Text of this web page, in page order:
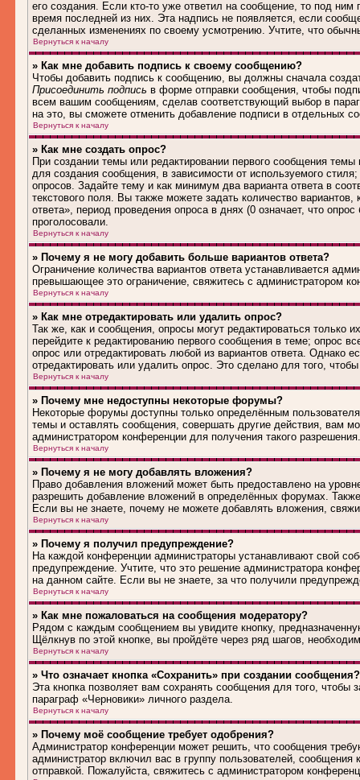
его создания. Если кто-то уже ответил на сообщение, то под
время последней из них. Эта надпись не появляется, если
сделанных изменениях по своему усмотрению. Учтите, что
Вернуться к началу
» Как мне добавить подпись к своему сообщению?
Чтобы добавить подпись к сообщению, вы должны сначала
Присоединить подпись в форме отправки сообщения, чтобы
всем вашим сообщениям, сделав соответствующий выбор в
на это, вы сможете отменить добавление подписи в отдельных
Вернуться к началу
» Как мне создать опрос?
При создании темы или редактировании первого сообщения
для создания сообщения, в зависимости от используемого
опросов. Задайте тему и как минимум два варианта ответа в
текстового поля. Вы также можете задать количество
ответа», период проведения опроса в днях (0 означает, что
проголосовали.
Вернуться к началу
» Почему я не могу добавить больше вариантов ответа?
Ограничение количества вариантов ответа устанавливается
превышающее это ограничение, свяжитесь с администратором
Вернуться к началу
» Как мне отредактировать или удалить опрос?
Так же, как и сообщения, опросы могут редактироваться только
перейдите к редактированию первого сообщения в теме; опрос
опрос или отредактировать любой из вариантов ответа. Однако
отредактировать или удалить опрос. Это сделано для того,
Вернуться к началу
» Почему мне недоступны некоторые форумы?
Некоторые форумы доступны только определённым
темы и оставлять сообщения, совершать другие действия, вам
администратором конференции для получения такого разрешения.
Вернуться к началу
» Почему я не могу добавлять вложения?
Право добавления вложений может быть предоставлено на
разрешить добавление вложений в определённых форумах.
Если вы не знаете, почему не можете добавлять вложения,
Вернуться к началу
» Почему я получил предупреждение?
На каждой конференции администраторы устанавливают свой
предупреждение. Учтите, что это решение администратора
на данном сайте. Если вы не знаете, за что получили
Вернуться к началу
» Как мне пожаловаться на сообщения модератору?
Рядом с каждым сообщением вы увидите кнопку,
Щёлкнув по этой кнопке, вы пройдёте через ряд шагов,
Вернуться к началу
» Что означает кнопка «Сохранить» при создании сообщения?
Эта кнопка позволяет вам сохранять сообщения для того, чтобы
параграф «Черновики» личного раздела.
Вернуться к началу
» Почему моё сообщение требует одобрения?
Администратор конференции может решить, что сообщения
администратор включил вас в группу пользователей,
отправкой. Пожалуйста, свяжитесь с администратором